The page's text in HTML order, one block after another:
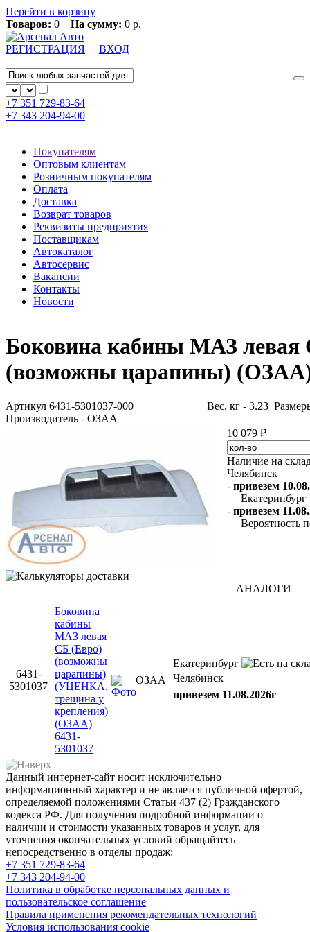
Перейти в корзину
Товаров: 0 На сумму: 0 р.
РЕГИСТРАЦИЯ ВХОД
+7 351 729-83-64
+7 343 204-94-00
Покупателям
Оптовым клиентам
Розничным покупателям
Оплата
Доставка
Возврат товаров
Реквизиты предприятия
Поставщикам
Автокаталог
Автосервис
Вакансии
Контакты
Новости
Боковина кабины МАЗ левая
(возможны царапины) (ОЗАА)
Артикул 6431-5301037-000
Производитель - ОЗАА
Вес, кг - 3.23
10 079 ₽
Наличие на
Челябинск
- привезем
Екатеринбург
- привезем
Вероятность
АНАЛОГИ
6431-
5301037
Боковина
кабины
МАЗ левая
СБ (Евро)
(возможны
царапины)
(УЦЕНКА,
трещина у
крепления)
(ОЗАА)
6431-
5301037
ОЗАА
Екатеринбург
Челябинск
привезем 11.08.2026г
Данный интернет-сайт носит исключительно
информационный характер и не является публичной офертой,
определяемой положениями Статьи 437 (2) Гражданского
кодекса РФ. Для получения подробной информации о
наличии и стоимости указанных товаров и услуг, для
уточнения окончательных условий обращайтесь
непосредственно в отделы продаж:
+7 351 729-83-64
+7 343 204-94-00
Политика в обработке персональных данных и
пользовательское соглашение
Правила применения рекомендательных технологий
Условия использования cookie